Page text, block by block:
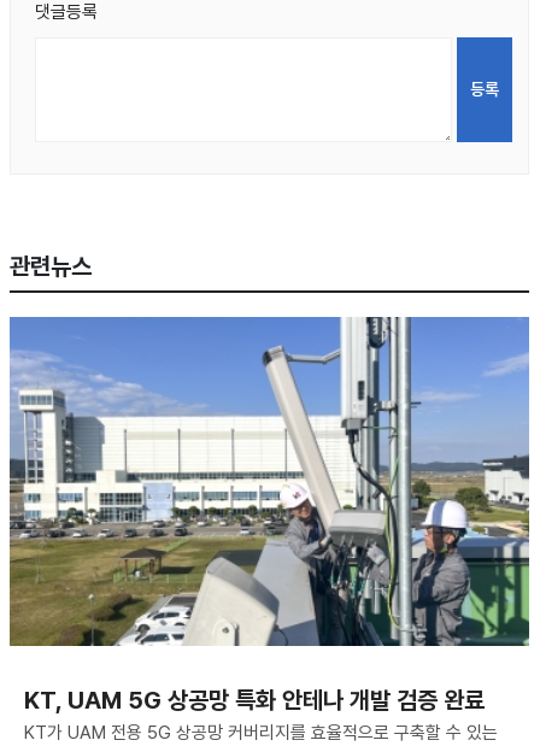
댓글등록
관련뉴스
KT, UAM 5G 상공망 특화 안테나 개발 검증 완료
KT가 UAM 전용 5G 상공망 커버리지를 효율적으로 구축할 수 있는